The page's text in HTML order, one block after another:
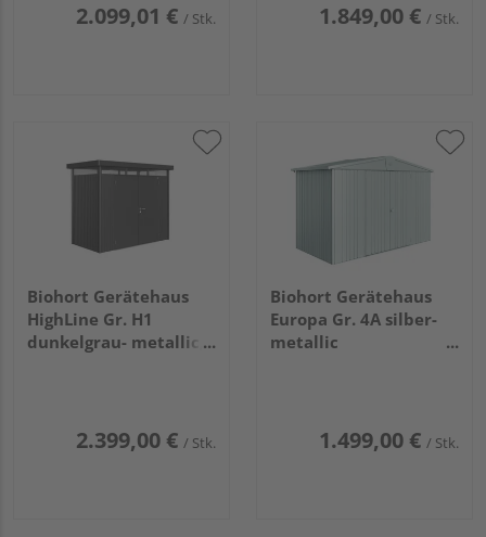
2.099,01 € / Stk. 1.849,00 € / Stk.
Biohort Gerätehaus
HighLine Gr. H1
dunkelgrau- metallic,
2.399,00 € / Stk.
Biohort Gerätehaus
Europa Gr. 4A silber-
metallic
1.499,00 € / Stk.